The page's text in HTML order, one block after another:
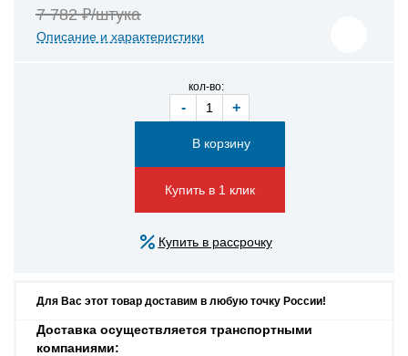
7 782 ₽/штука
Описание и характеристики
кол-во:
- +
Купить в 1 клик
Купить в рассрочку
Для Вас этот товар доставим в любую точку России!
Доставка осуществляется транспортными
компаниями: